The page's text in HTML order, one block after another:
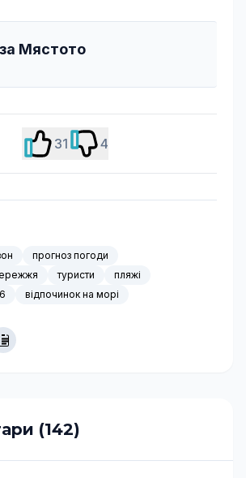
Мястото
31 4
прогноз погоди
туристи
пляжі
відпочинок на морі
(142)